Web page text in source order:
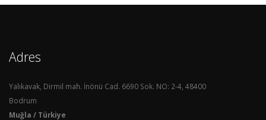
Adres
Yalıkavak, Dirmil mah. İnönü Cad. 6690 Sok. NO: 2-4, 48400
Bodrum
Muğla / Türkiye